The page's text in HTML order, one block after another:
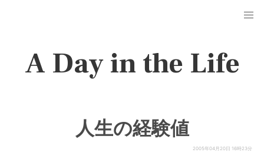
A Day in the Life
人生の経験値
2005年04月20日 16時23分